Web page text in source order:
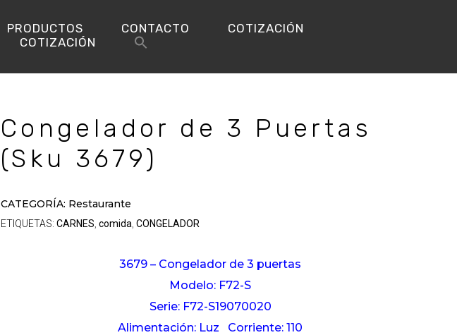
PRODUCTOS CONTACTO
COTIZACIÓN
COTIZACIÓN
Congelador de 3 Puertas
(Sku 3679)
CATEGORÍA: Restaurante
ETIQUETAS: CARNES comida CONGELADOR
3679 – Congelador de 3 puertas
Modelo: F72-S
Serie: F72-S19070020
Alimentación: Luz Corriente: 110